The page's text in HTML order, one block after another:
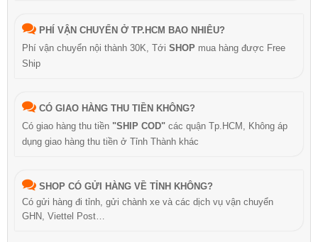
PHÍ VẬN CHUYỂN Ở TP.HCM BAO NHIÊU?
Phí vận chuyển nội thành 30K, Tới SHOP mua hàng được Free
Ship
CÓ GIAO HÀNG THU TIỀN KHÔNG?
Có giao hàng thu tiền "SHIP COD" các quận Tp.HCM, Không áp
dụng giao hàng thu tiền ở Tỉnh Thành khác
SHOP CÓ GỬI HÀNG VỀ TỈNH KHÔNG?
Có gửi hàng đi tỉnh, gửi chành xe và các dịch vụ vận chuyển
GHN, Viettel Post…